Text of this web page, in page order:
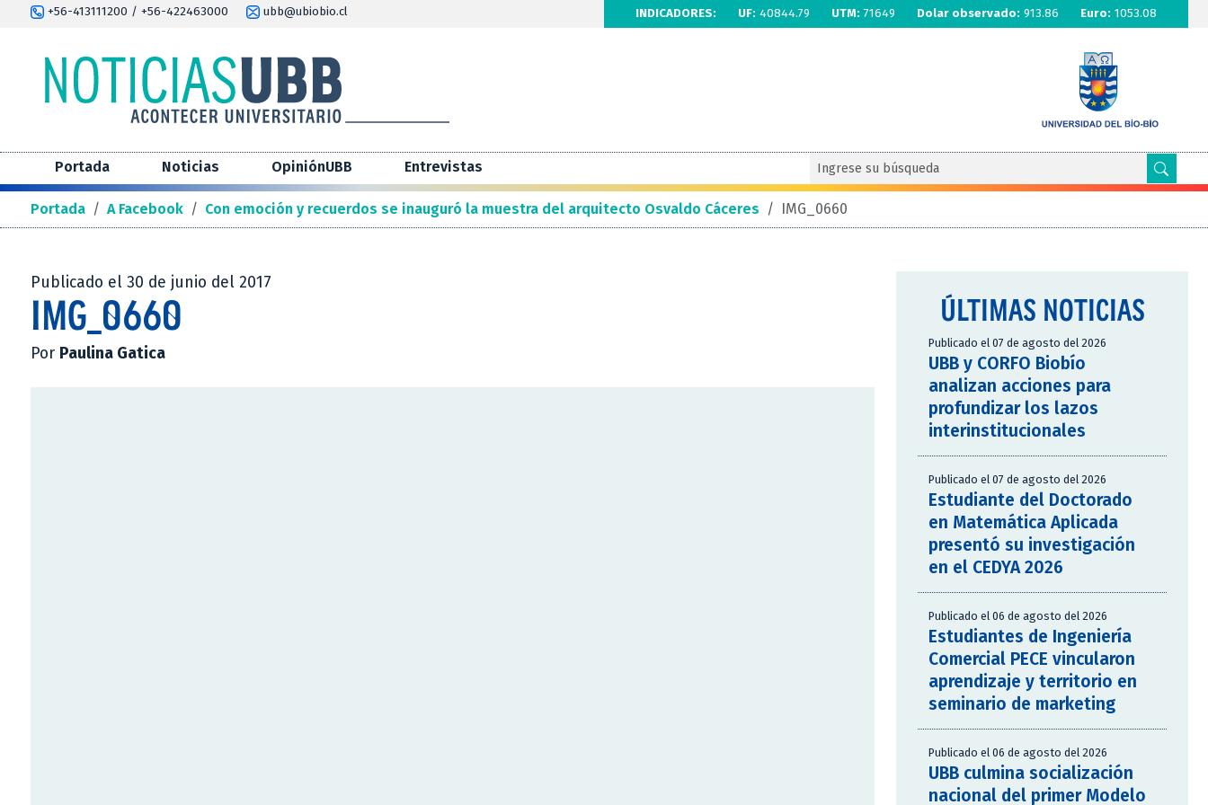
+56-413111200 / +56-422463000 ubb@ubiobio.cl INDICADORES: UF: 40844.79 UTM: 71649 Dolar observado: 913.86 Euro: 1053.08
Portada Noticias OpiniónUBB Entrevistas
Portada / A Facebook / Con emoción y recuerdos se inauguró la muestra del arquitecto Osvaldo Cáceres / IMG_0660
Publicado el 30 de junio del 2017
IMG_0660
Por Paulina Gatica
ÚLTIMAS NOTICIAS
Publicado el 07 de agosto del 2026
UBB y CORFO Biobío
analizan acciones para
profundizar los lazos
interinstitucionales
Publicado el 07 de agosto del 2026
Estudiante del Doctorado
en Matemática Aplicada
presentó su investigación
en el CEDYA 2026
Publicado el 06 de agosto del 2026
Estudiantes de Ingeniería
Comercial PECE vincularon
aprendizaje y territorio en
seminario de marketing
Publicado el 06 de agosto del 2026
UBB culmina socialización
nacional del primer Modelo